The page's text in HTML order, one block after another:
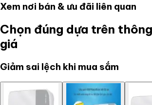
Xem nơi bán & ưu đãi liên quan
Chọn đúng dựa trên
giá
Giảm sai lệch khi mua sắm